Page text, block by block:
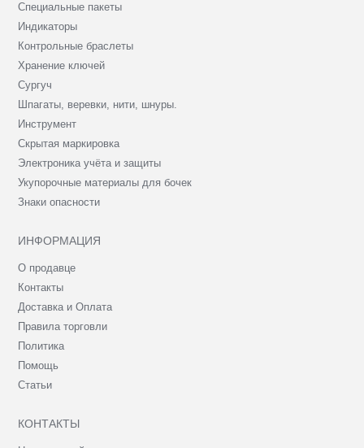
Специальные пакеты
Индикаторы
Контрольные браслеты
Хранение ключей
Сургуч
Шпагаты, веревки, нити, шнуры.
Инструмент
Скрытая маркировка
Электроника учёта и защиты
Укупорочные материалы для бочек
Знаки опасности
ИНФОРМАЦИЯ
О продавце
Контакты
Доставка и Оплата
Правила торговли
Политика
Помощь
Статьи
КОНТАКТЫ